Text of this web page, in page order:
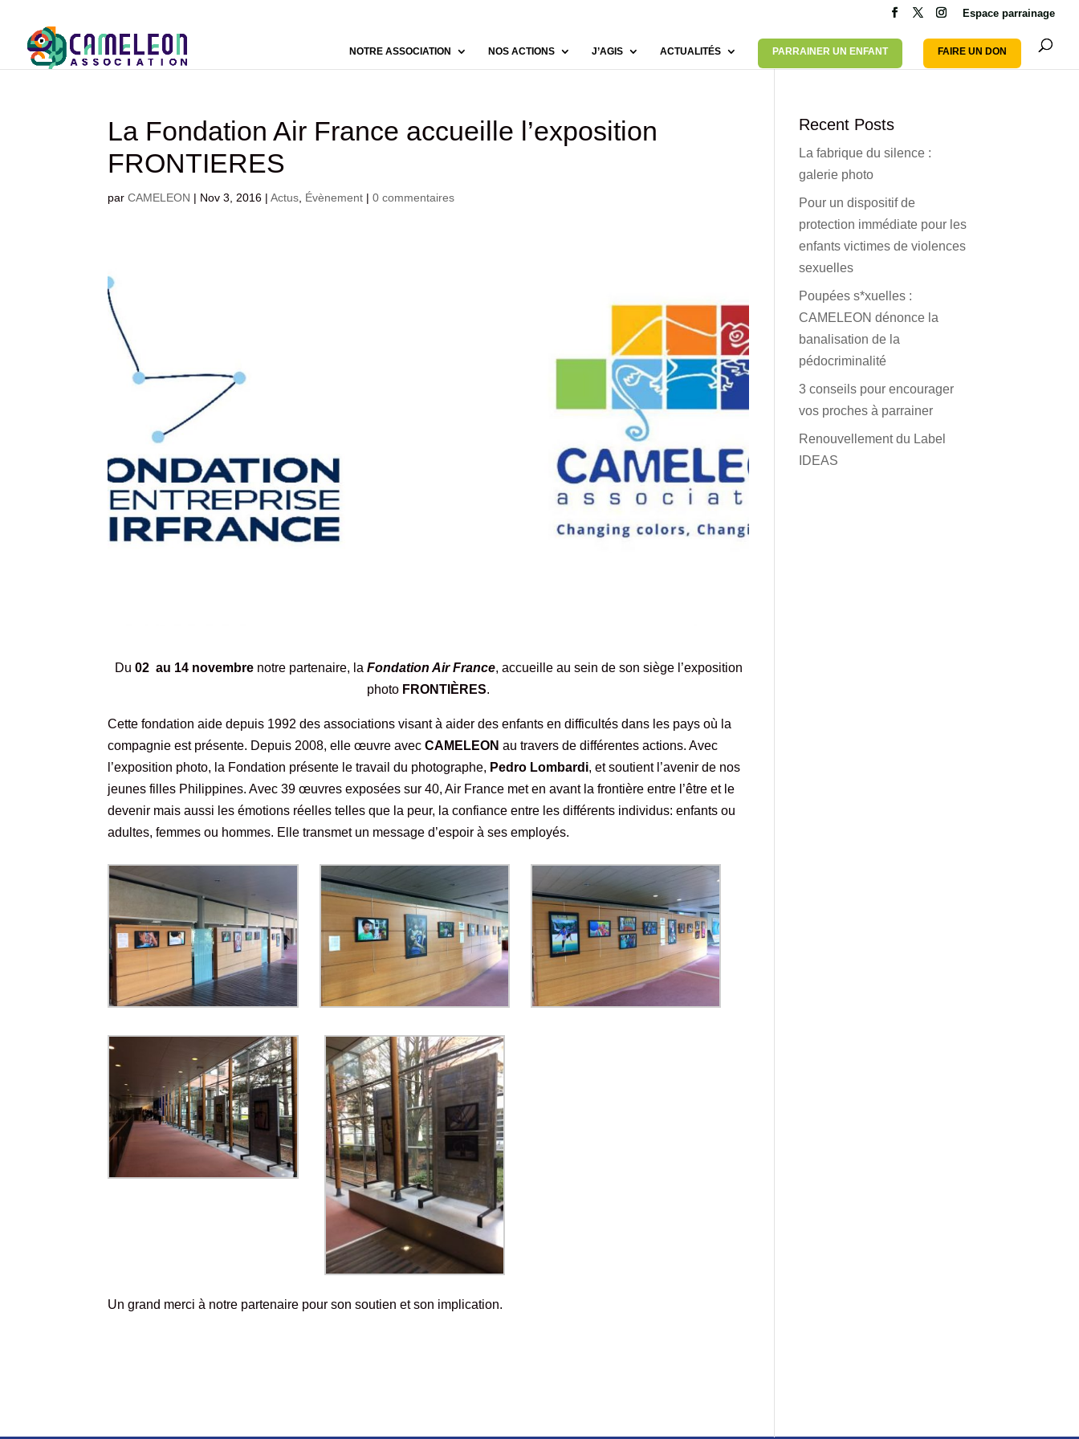
Espace parrainage
NOTRE ASSOCIATION NOS ACTIONS J’AGIS ACTUALITÉS PARRAINER UN ENFANT FAIRE UN DON
La Fondation Air France accueille l’exposition
FRONTIERES
parCAMELEON | Nov 3, 2016 |Actus Évènement |0 commentaires
Du 02 au 14 novembrenotre partenaire, la Fondation Air France, accueille au sein de son siège l’exposition
photo FRONTIÈRES.
Cette fondation aide depuis 1992 des associations visant à aider des enfants en difficultés dans les pays où la
compagnie est présente. Depuis 2008, elle œuvre avecCAMELEON au travers de différentes actions. Avec
l’exposition photo, la Fondation présente le travail du photographe, Pedro Lombardi, et soutient l’avenir de nos
jeunes filles Philippines. Avec 39 œuvres exposées sur 40, Air France met en avant la frontière entre l’être et le
devenir mais aussi les émotions réelles telles que la peur, la confiance entre les différents individus: enfants ou
adultes, femmes ou hommes. Elle transmet un message d’espoir à ses employés.
Un grand merci à notre partenaire pour son soutien et son implication.
Recent Posts
La fabrique du silence :
galerie photo
Pour un dispositif de
protection immédiate pour les
enfants victimes de violences
sexuelles
Poupées s*xuelles :
CAMELEON dénonce la
banalisation de la
pédocriminalité
3 conseils pour encourager
vos proches à parrainer
Renouvellement du Label
IDEAS